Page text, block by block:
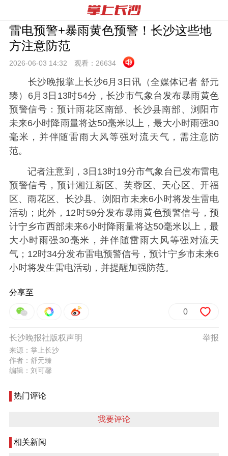
雷电预警+暴雨黄色预警！长沙这些地
方注意防范
2026-06-03 14:32 观看： 26634
长沙晚报掌上长沙6月3日讯（全媒体记者 舒元
臻）6月3日13时54分，长沙市气象台发布暴雨黄色
预警信号：预计雨花区南部、长沙县南部、浏阳市
未来6小时降雨量将达50毫米以上，最大小时雨强30
毫米，并伴随雷雨大风等强对流天气，需注意防
范。
记者注意到，3日13时19分市气象台已发布雷电
预警信号，预计湘江新区、芙蓉区、天心区、开福
区、雨花区、长沙县、浏阳市未来6小时将发生雷电
活动；此外，12时59分发布暴雨黄色预警信号，预
计宁乡市西部未来6小时降雨量将达50毫米以上，最
大小时雨强30毫米，并伴随雷雨大风等强对流天
气；12时34分发布雷电预警信号，预计宁乡市未来6
小时将发生雷电活动，并提醒加强防范。
分享至
0
举报
长沙晚报社版权声明
来源：掌上长沙
作者：舒元臻
编辑：刘可馨
热门评论
我要评论
相关新闻